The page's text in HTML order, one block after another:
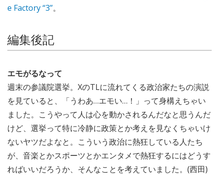
e Factory “3”。
編集後記
エモがるなって
週末の参議院選挙。XのTLに流れてくる政治家たちの演説
を見ていると、「うわあ…エモい…！」って身構えちゃい
ました。こうやって人は心を動かされるんだなと思うんだ
けど、選挙って特に冷静に政策とか考えを見なくちゃいけ
ないヤツだよなと。こういう政治に熱狂している人たち
が、音楽とかスポーツとかエンタメで熱狂するにはどうす
ればいいだろうか、そんなことを考えていました。(西田)